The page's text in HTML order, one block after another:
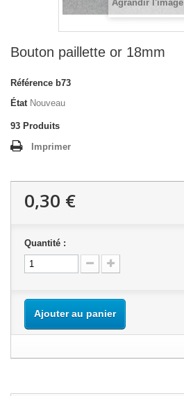
Agrandir l'image
Bouton paillette or 18mm
Référence b73
État Nouveau
93 Produits
Imprimer
0,30 €
Quantité :
Ajouter au panier